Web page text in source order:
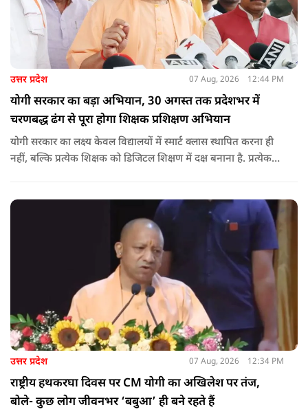
उत्तर प्रदेश 07 Aug, 2026 12:44 PM
योगी सरकार का बड़ा अभियान, 30 अगस्त तक प्रदेशभर में
चरणबद्ध ढंग से पूरा होगा शिक्षक प्रशिक्षण अभियान
योगी सरकार का लक्ष्य केवल विद्यालयों में स्मार्ट क्लास स्थापित करना ही
नहीं, बल्कि प्रत्येक शिक्षक को डिजिटल शिक्षण में दक्ष बनाना है. प्रत्येक
उत्तर प्रदेश 07 Aug, 2026 12:34 PM
राष्ट्रीय हथकरघा दिवस पर CM योगी का अखिलेश पर तंज,
बोले- कुछ लोग जीवनभर ‘बबुआ’ ही बने रहते हैं